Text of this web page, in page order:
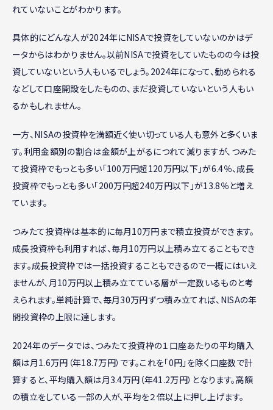
れていないことがわかります。
具体的にどんな人が2024年にNISAで投資をしていないのかはデ
ータからはわかりません。以前NISAで投資をしていたものの今は投
資していないという人もいるでしょう。2024年になって、勧められる
などして口座開設をしたものの、まだ投資していないという人もい
るかもしれません。
一方、NISAの投資枠を満額近く使い切っている人も意外と多くいま
す。利用金額別の割合は金額が上がるにつれて減りますが、つみた
て投資枠でもっとも多い「100万円超120万円以下」が6.4％、成長
投資枠でもっとも多い「200万円超240万円以下」が13.8％と増え
ています。
つみたて投資枠は基本的に毎月10万円まで積立投資ができます。
成長投資枠も利用すれば、毎月10万円以上積み立てることもでき
ます。成長投資枠では一括投資することもできるので一概にはいえ
ませんが、月10万円以上積み立てている層が一定数いるものと考
えられます。単純計算で、毎月30万円ずつ積み立てれば、NISAの年
間投資枠の上限に達します。
2024年のデータでは、つみたて投資枠の１口座あたりの平均購入
額は月1.6万円（年18.7万円）です。これを「0円」を除く口座数で計
算すると、平均購入額は月3.4万円（年41.2万円）となります。高額
の積立をしている一部の人が、平均を２倍以上に押し上げます。